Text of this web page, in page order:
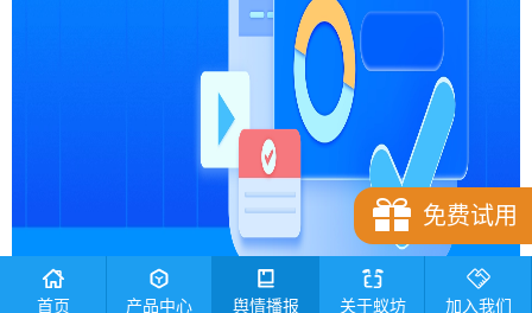
免费试用
首页 产品中心 舆情播报 关于蚁坊 加入我们